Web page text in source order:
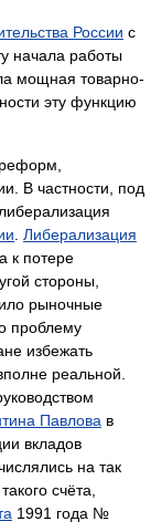
России с
начала работы
мощная товарно-
эту функцию
В частности, под
. Либерализация
к потере
стороны,
рыночные
проблему
избежать
реальной.
Павлова в
вкладов
на так
счёта,
1991 года №